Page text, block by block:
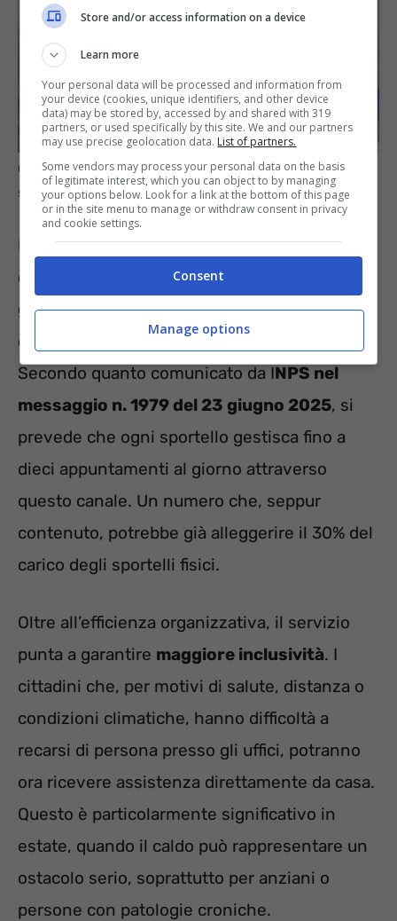
Come funziona il nuovo servizio INPS: ora puoi dire addio allo
sportello – informazioneoggi.it
In questo modo, si andranno a ridurre i tempi
di attesa e migliorare l’efficienza complessiva,
grazie a un’agenda gestita con precisione per
evitare sovrapposizioni o interruzioni.
Secondo quanto comunicato da INPS nel
messaggio n. 1979 del 23 giugno 2025, si
prevede che ogni sportello gestisca fino a
dieci appuntamenti al giorno attraverso
questo canale. Un numero che, seppur
contenuto, potrebbe già alleggerire il 30% del
carico degli sportelli fisici.
Oltre all’efficienza organizzativa, il servizio
punta a garantire maggiore inclusività. I
cittadini che, per motivi di salute, distanza o
condizioni climatiche, hanno difficoltà a
recarsi di persona presso gli uffici, potranno
ora ricevere assistenza direttamente da casa.
Questo è particolarmente significativo in
estate, quando il caldo può rappresentare un
ostacolo serio, soprattutto per anziani o
persone con patologie croniche.
Store and/or access information on a device
Learn more
Your personal data will be processed and information from
your device (cookies, unique identifiers, and other device
data) may be stored by, accessed by and shared with 319
partners, or used specifically by this site. We and our partners
may use precise geolocation data. List of partners.
Some vendors may process your personal data on the basis
of legitimate interest, which you can object to by managing
your options below. Look for a link at the bottom of this page
or in the site menu to manage or withdraw consent in privacy
and cookie settings.
Consent
Manage options